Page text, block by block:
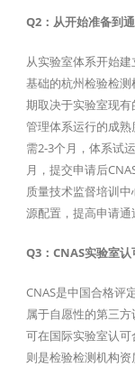
Q2：从开始准备到
从实验室体系开始
基础的杭州检验检
期取决于实验室现
管理体系运行的成
需2-3个月，体系试
月，提交申请后
质量技术监督培训
源配置，提高申请通
Q3：CNAS实验室
CNAS是中国合格评
属于自愿性的第三
可在国际实验室认
则是检验检测机构